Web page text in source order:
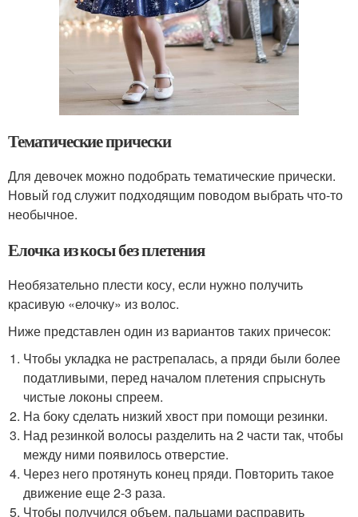
Тематические прически
Для девочек можно подобрать тематические прически.
Новый год служит подходящим поводом выбрать что-то
необычное.
Елочка из косы без плетения
Необязательно плести косу, если нужно получить
красивую «елочку» из волос.
Ниже представлен один из вариантов таких причесок:
Чтобы укладка не растрепалась, а пряди были более
податливыми, перед началом плетения спрыснуть
чистые локоны спреем.
На боку сделать низкий хвост при помощи резинки.
Над резинкой волосы разделить на 2 части так, чтобы
между ними появилось отверстие.
Через него протянуть конец пряди. Повторить такое
движение еще 2-3 раза.
Чтобы получился объем, пальцами расправить